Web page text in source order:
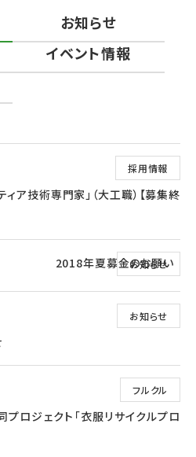
お知らせ
イベント情報
採用情報
ア技術専門家」（大工職）【募集終
お知らせ
2018年夏募金のお願い
お知らせ
フルクル
プロジェクト「衣服リサイクルプロ